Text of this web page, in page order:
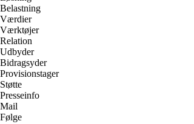
Belastning
Værdier
Værktøjer
Relation
Udbyder
Bidragsyder
Provisionstager
Støtte
Presseinfo
Mail
Følge